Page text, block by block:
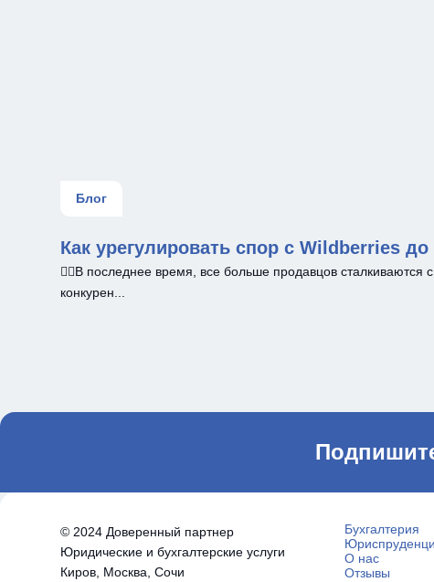
Блог
Как урегулировать спор с Wildberries до
☝🏻В последнее время, все больше продавцов
конкурен...
© 2024 Доверенный партнер
Юридические и бухгалтерские услуги
Киров, Москва, Сочи
Бухгалтерия
О нас
Отзывы